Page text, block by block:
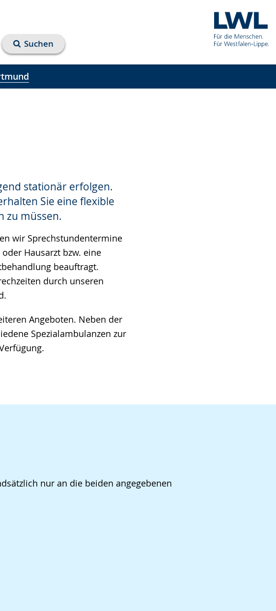
Suchen
stationär erfolgen.
Sie eine flexible
zu müssen.
wir Sprechstundentermine
Hausarzt bzw. eine
beauftragt.
durch unseren
Angeboten. Neben der
Spezialambulanzen zur
nur an die beiden angegebenen